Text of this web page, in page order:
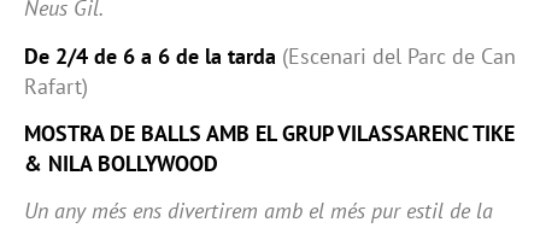
Neus Gil.
De 2/4 de 6 a 6 de la tarda (Escenari del Parc de Can
Rafart)
MOSTRA DE BALLS AMB EL GRUP VILASSARENC TIKE
& NILA BOLLYWOOD
Un any més ens divertirem amb el més pur estil de la